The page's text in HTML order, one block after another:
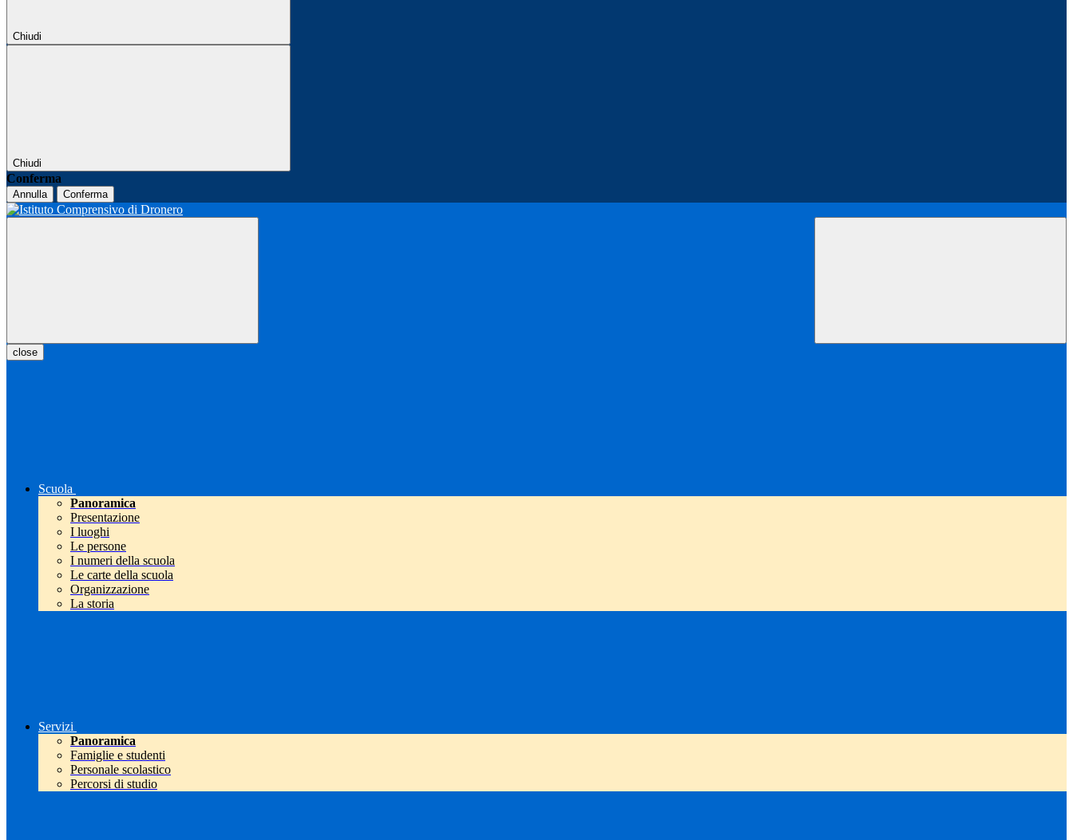
Chiudi
Chiudi
Conferma
Annulla Conferma
close
Scuola
Panoramica
Presentazione
I luoghi
Le persone
I numeri della scuola
Le carte della scuola
Organizzazione
La storia
Servizi
Panoramica
Famiglie e studenti
Personale scolastico
Percorsi di studio